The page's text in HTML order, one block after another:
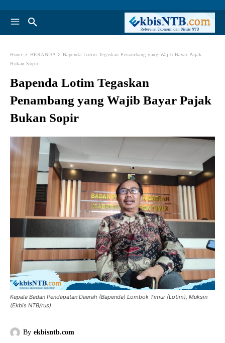
Home BERANDA
Bapenda Lotim Tegaskan Penambang yang Wajib Bayar Pajak
Bukan Sopir
Bapenda Lotim Tegaskan
Penambang yang Wajib Bayar Pajak
Bukan Sopir
Kepala Badan Pendapatan Daerah (Bapenda) Lombok Timur (Lotim), Muksin
(Ekbis NTB/rus)
By ekbisntb.com